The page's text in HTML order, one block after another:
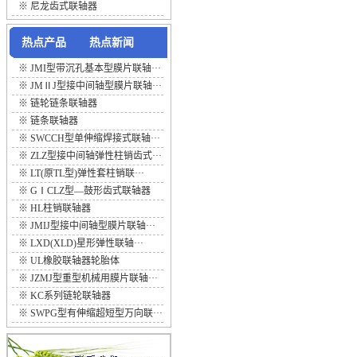
※ 尼龙齿式联轴器
热点产品 热点新闻
※ JMI型带沉孔基本型膜片联轴···
※ JMⅡJ型接中间轴型膜片联轴···
※ 链轮链条联轴器
※ 链条联轴器
※ SWCCH型单伸缩焊接式联轴···
※ ZLZ型接中间轴弹性柱销齿式···
※ LT(原TL型)弹性套柱销联···
※ GⅠCLZ型—鼓形齿式联轴器
※ HL柱销联轴器
※ JMIJ型接中间轴型膜片联轴···
※ LXD(XLD)星形弹性联轴···
※ UL橡胶联轴器轮胎体
※ JZMJ型重型机械用膜片联轴···
※ KC系列链轮联轴器
※ SWPG型有伸缩超短型万向联···